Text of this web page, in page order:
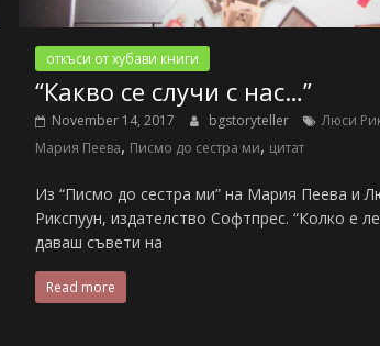
откъси от хубави книги
“Какво се случи с нас…”
November 14, 2017 bgstoryteller Люси
Мария Пеева, Писмо до сестра ми, цитат
Из “Писмо до сестра ми” на Мария Пеева и
Рикспуун, издателство Софтпрес. “Колко е
даваш съвети на
Read more